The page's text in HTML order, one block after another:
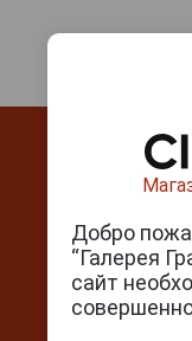
г.
Добро
“Галерея
сайт